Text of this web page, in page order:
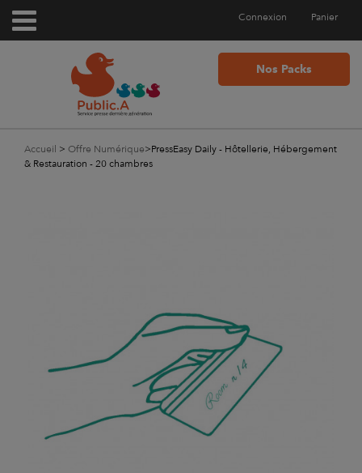
Panier
Connexion
Nos Packs
Accueil > Offre Numérique>PressEasy Daily - Hôtellerie, Hébergement
& Restauration - 20 chambres